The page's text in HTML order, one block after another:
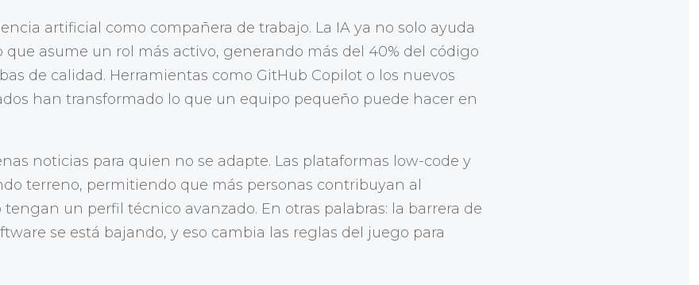
artificial como compañera de trabajo. La IA ya no solo ayuda
que asume un rol más activo, generando más del 40% del código
de calidad. Herramientas como GitHub Copilot o los nuevos
han transformado lo que un equipo pequeño puede hacer en
noticias para quien no se adapte. Las plataformas low-code y
terreno, permitiendo que más personas contribuyan al
un perfil técnico avanzado. En otras palabras: la barrera de
se está bajando, y eso cambia las reglas del juego para